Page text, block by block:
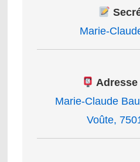
Marie-
Marie-Claude
Voûte,